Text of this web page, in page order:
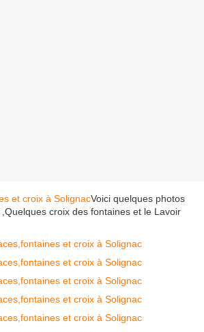
Voici quelques photos
croix des fontaines et le Lavoir